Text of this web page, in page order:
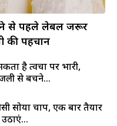
से पहले लेबल जरूर
की पहचान
है त्वचा पर भारी,
से बचने...
सोया चाप, एक बार तैयार